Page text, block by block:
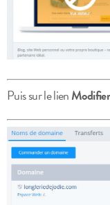
Puis sur le lien